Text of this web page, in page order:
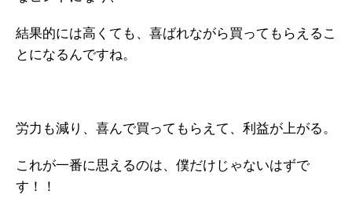
結果的には高くても、喜ばれながら買ってもらえるこ
とになるんですね。
労力も減り、喜んで買ってもらえて、利益が上がる。
これが一番に思えるのは、僕だけじゃないはずで
す！！